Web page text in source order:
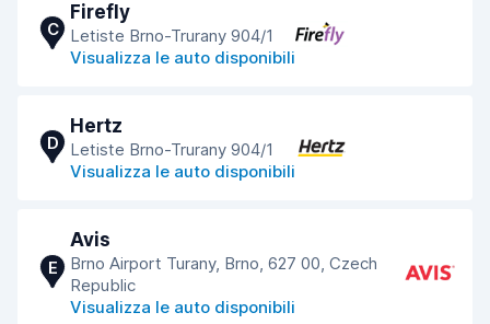
C
Firefly
Letiste Brno-Trurany 904/1
Visualizza le auto disponibili
D
Hertz
Letiste Brno-Trurany 904/1
Visualizza le auto disponibili
E
Avis
Brno Airport Turany, Brno, 627 00, Czech
Republic
Visualizza le auto disponibili